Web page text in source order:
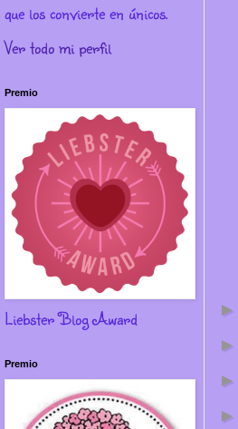
que los convierte en únicos.
Ver todo mi perfil
Premio
Liebster Blog Award
Premio
►
►
►
►